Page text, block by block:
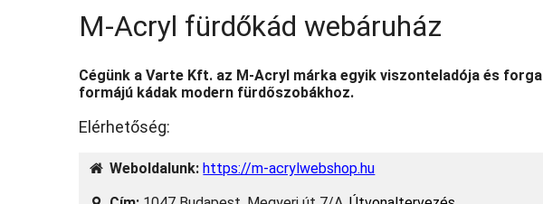
M-Acryl fürdőkád webáruház
Cégünk a Varte Kft. az M-Acryl márka egyik viszonteladója és
formájú kádak modern fürdőszobákhoz.
Elérhetőség:
Weboldalunk: https://m-acrylwebshop.hu